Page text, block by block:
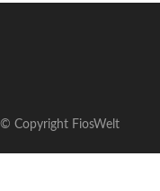
© Copyright FiosWelt